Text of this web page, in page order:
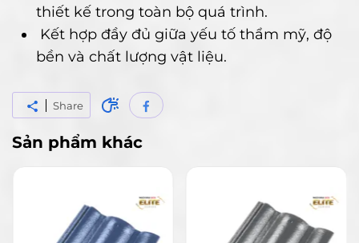
thiết kế trong toàn bộ quá trình.
Kết hợp đầy đủ giữa yếu tố thẩm mỹ, độ
bền và chất lượng vật liệu.
Share
Sản phẩm khác